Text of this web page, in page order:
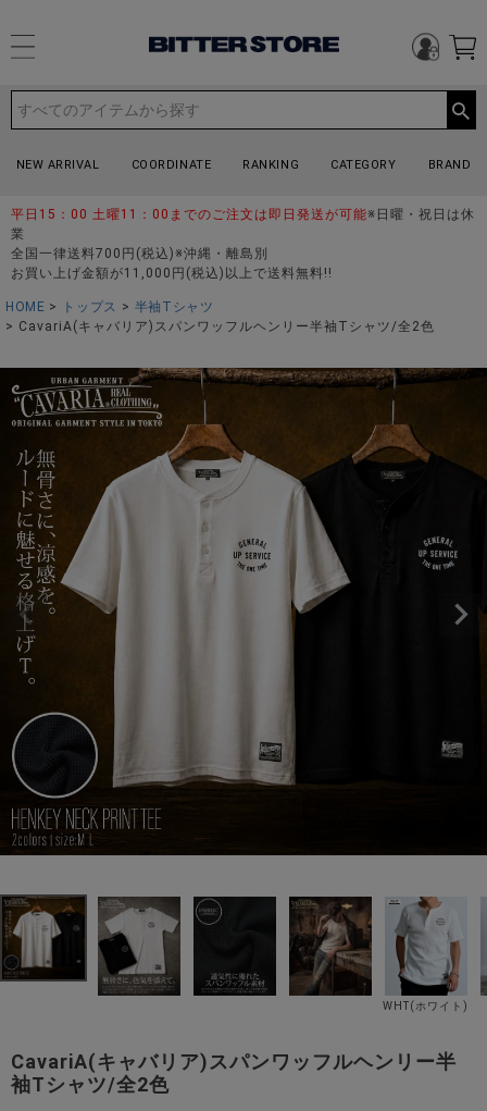
NEW ARRIVAL COORDINATE RANKING CATEGORY BRAND
平日15：00 土曜11：00までのご注文は即日発送が可能※日曜・祝日は休
業
全国一律送料700円(税込)※沖縄・離島別
お買い上げ金額が11,000円(税込)以上で送料無料!!
HOME トップス
半袖Tシャツ
CavariA(キャバリア)スパンワッフルヘンリー半袖Tシャツ/全2色
WHT(ホワイト)
CavariA(キャバリア)スパンワッフルヘンリー半
袖Tシャツ/全2色